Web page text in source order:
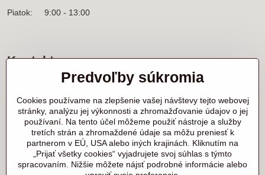
Piatok: 9:00 - 13:00
Kontakt
Sídlo firmy a korešpondenčná adresa
Ľanová 31
900 25 Chorvátsky Grob
+421 905 818 702 p. Marek Nerád
+421 910 919 130 p. Michal Horník
+421 910 298 457 showroom
samurai@samurai.sk
Predvoľby súkromia
Cookies používame na zlepšenie vašej návštevy tejto webovej
stránky, analýzu jej výkonnosti a zhromažďovanie údajov o jej
používaní. Na tento účel môžeme použiť nástroje a služby
tretích strán a zhromaždené údaje sa môžu preniesť k
partnerom v EÚ, USA alebo iných krajinách. Kliknutím na
„Prijať všetky cookies“ vyjadrujete svoj súhlas s týmto
spracovaním. Nižšie môžete nájsť podrobné informácie alebo